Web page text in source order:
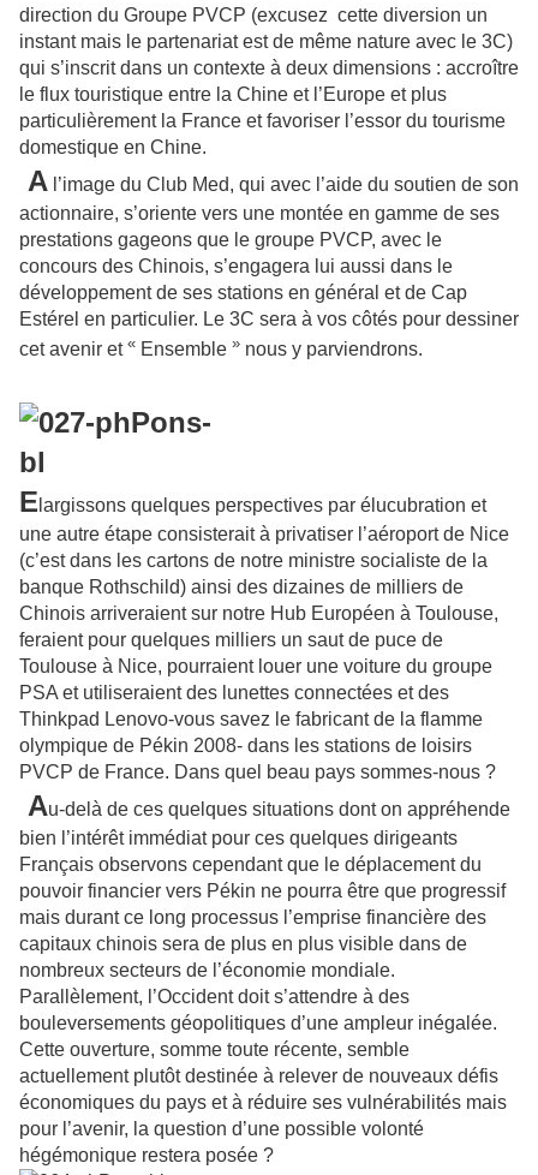
direction du Groupe PVCP (excusez cette diversion un
instant mais le partenariat est de même nature avec le 3C)
qui s’inscrit dans un contexte à deux dimensions : accroître
le flux touristique entre la Chine et l’Europe et plus
particulièrement la France et favoriser l’essor du tourisme
domestique en Chine.
A l’image du Club Med, qui avec l’aide du soutien de son
actionnaire, s’oriente vers une montée en gamme de ses
prestations gageons que le groupe PVCP, avec le
concours des Chinois, s’engagera lui aussi dans le
développement de ses stations en général et de Cap
Estérel en particulier. Le 3C sera à vos côtés pour dessiner
cet avenir et « Ensemble » nous y parviendrons.
E largissons quelques perspectives par élucubration et
une autre étape consisterait à privatiser l’aéroport de Nice
(c’est dans les cartons de notre ministre socialiste de la
banque Rothschild) ainsi des dizaines de milliers de
Chinois arriveraient sur notre Hub Européen à Toulouse,
feraient pour quelques milliers un saut de puce de
Toulouse à Nice, pourraient louer une voiture du groupe
PSA et utiliseraient des lunettes connectées et des
Thinkpad Lenovo-vous savez le fabricant de la flamme
olympique de Pékin 2008- dans les stations de loisirs
PVCP de France. Dans quel beau pays sommes-nous ?
Au-delà de ces quelques situations dont on appréhende
bien l’intérêt immédiat pour ces quelques dirigeants
Français observons cependant que le déplacement du
pouvoir financier vers Pékin ne pourra être que progressif
mais durant ce long processus l’emprise financière des
capitaux chinois sera de plus en plus visible dans de
nombreux secteurs de l’économie mondiale.
Parallèlement, l’Occident doit s’attendre à des
bouleversements géopolitiques d’une ampleur inégalée.
Cette ouverture, somme toute récente, semble
actuellement plutôt destinée à relever de nouveaux défis
économiques du pays et à réduire ses vulnérabilités mais
pour l’avenir, la question d’une possible volonté
hégémonique restera posée ?